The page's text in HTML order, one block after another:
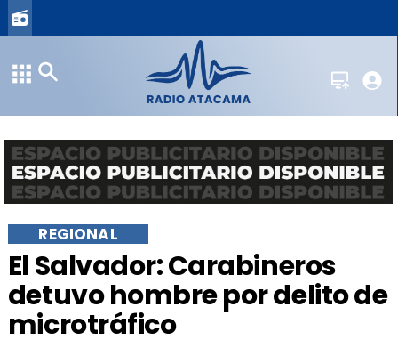
​El Salvador: Carabineros
detuvo hombre por delito de
microtráfico
REGIONAL